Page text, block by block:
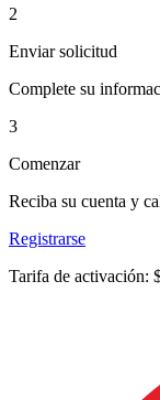
2
Enviar solicitud
Complete su
3
Comenzar
Reciba su cuenta y
Registrarse
Tarifa de activación: